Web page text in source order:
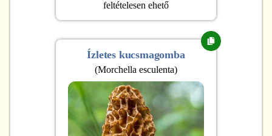
feltételesen ehető
Ízletes kucsmagomba
(Morchella esculenta)